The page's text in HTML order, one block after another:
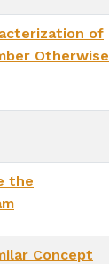
of
Otherwise
the
Concept